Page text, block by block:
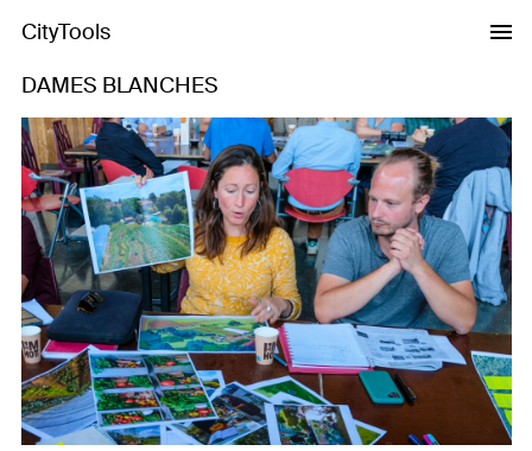
CityTools
DAMES BLANCHES
Previous Next